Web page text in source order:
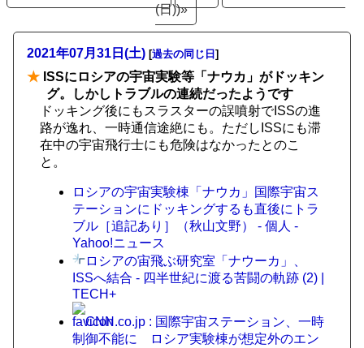
(日))»
2021年07月31日(土) [過去の同じ日 ]
★ ISSにロシアの宇宙実験等「ナウカ」がドッキン
グ。しかしトラブルの連続だったようです
ドッキング後にもスラスターの誤噴射でISSの進
路が逸れ、一時通信途絶にも。ただしISSにも滞
在中の宇宙飛行士にも危険はなかったとのこ
と。
ロシアの宇宙実験棟「ナウカ」国際宇宙ス
テーションにドッキングするも直後にトラ
ブル［追記あり］（秋山文野） - 個人 -
Yahoo!ニュース
ロシアの宙飛ぶ研究室「ナウーカ」、
ISSへ結合 - 四半世紀に渡る苦闘の軌跡 (2) |
TECH+
CNN.co.jp : 国際宇宙ステーション、一時
制御不能に ロシア実験棟が想定外のエン